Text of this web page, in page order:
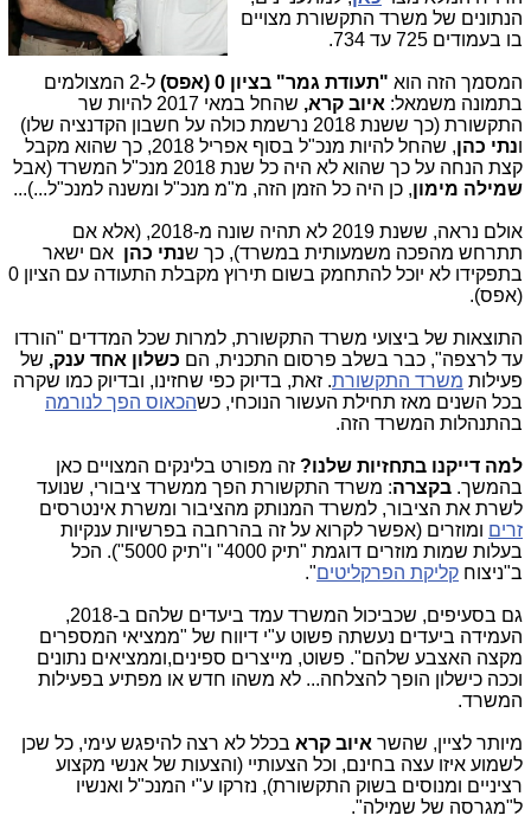
הנתונים של משרד התקשורת מצויים
בו בעמודים 725 עד 734.
המסמך הזה הוא "תעודת גמר" בציון 0 (אפס)
ל-2 המצולמים
בתמונה משמאל: איוב קרא,
שהחל במאי 2017 להיות שר
התקשורת (כך ששנת 2018 נרשמת כולה על חשבון הקדנציה שלו)
ונתי כהן
, שהחל להיות מנכ"ל בסוף אפריל 2018, כך שהוא מקבל
קצת הנחה על כך שהוא לא היה כל שנת 2018 מנכ"ל המשרד (אבל
שמילה מימון, כן היה כל הזמן הזה, מ"מ מנכ"ל ומשנה למנכ"ל...)...
אולם נראה, ששנת 2019 לא תהיה שונה מ-2018, (אלא אם
תתרחש מהפכה משמעותית במשרד), כך שנתי כהן אם ישאר
בתפקידו לא יוכל להתחמק בשום תירוץ מקבלת התעודה עם הציון 0
(אפס).
התוצאות של ביצועי משרד התקשורת, למרות שכל המדדים "הורדו
עד לרצפה", כבר בשלב פרסום התכנית, הם כשלון אחד ענק, של
פעילות משרד התקשורת. זאת, בדיוק כפי שחזינו, ובדיוק כמו שקרה
בכל השנים מאז תחילת העשור הנוכחי, כשהכאוס הפך לנורמה
בהתנהלות המשרד הזה.
למה דייקנו בתחזיות שלנו? זה מפורט בלינקים המצויים כאן
בהמשך. בקצרה: משרד התקשורת הפך ממשרד ציבורי, שנועד
לשרת את הציבור, למשרד המנותק מהציבור ומשרת אינטרסים
זרים ומוזרים (אפשר לקרוא על זה בהרחבה בפרשיות ענקיות
בעלות שמות מוזרים דוגמת "תיק 4000" ו"תיק 5000"). הכל
ב"ניצוח קליקת הפרקליטים".
גם בסעיפים, שכביכול המשרד עמד ביעדים שלהם ב-2018,
העמידה ביעדים נעשתה פשוט ע"י דיווח של "ממציאי המספרים
מקצה האצבע שלהם". פשוט, מייצרים ספינים,וממציאים נתונים
וככה כישלון הופך להצלחה... לא משהו חדש או מפתיע בפעילות
המשרד.
מיותר לציין, שהשר איוב קרא בכלל לא רצה להיפגש עימי, כל שכן
לשמוע איזו עצה בחינם, וכל הצעותיי (והצעות של אנשי מקצוע
רציניים ומנוסים בשוק התקשורת), נזרקו ע"י המנכ"ל ואנשיו
ל"מגרסה של שמילה".